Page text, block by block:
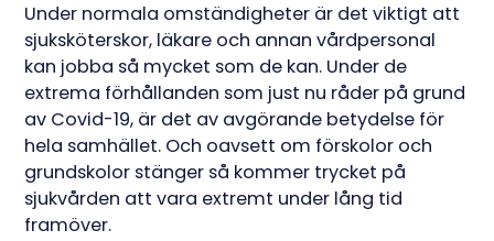
Under normala omständigheter är det viktigt att
sjuksköterskor, läkare och annan vårdpersonal
kan jobba så mycket som de kan. Under de
extrema förhållanden som just nu råder på grund
av Covid-19, är det av avgörande betydelse för
hela samhället. Och oavsett om förskolor och
grundskolor stänger så kommer trycket på
sjukvården att vara extremt under lång tid
framöver.